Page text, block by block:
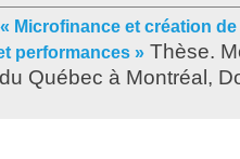
« Microfinance et création
performances » Thèse.
Québec à Montréal,